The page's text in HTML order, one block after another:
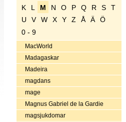
K
L M N O P Q R S
T
U
V W X Y Z Å Ä
Ö
0 - 9
MacWorld
Madagaskar
Madeira
magdans
mage
Magnus Gabriel de la Gardie
magsjukdomar